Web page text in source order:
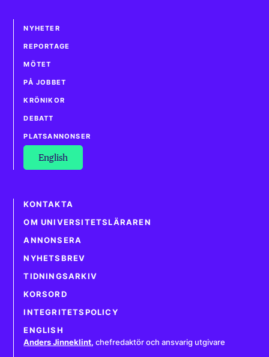
NYHETER
REPORTAGE
MÖTET
PÅ JOBBET
KRÖNIKOR
DEBATT
PLATSANNONSER
English
KONTAKTA
OM UNIVERSITETSLÄRAREN
ANNONSERA
NYHETSBREV
TIDNINGSARKIV
KORSORD
INTEGRITETSPOLICY
ENGLISH
Anders Jinneklint, chefredaktör och ansvarig utgivare